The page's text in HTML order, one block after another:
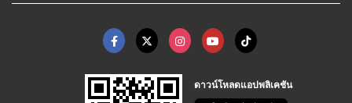
ดาวน์โหลดแอปพลิเคชัน